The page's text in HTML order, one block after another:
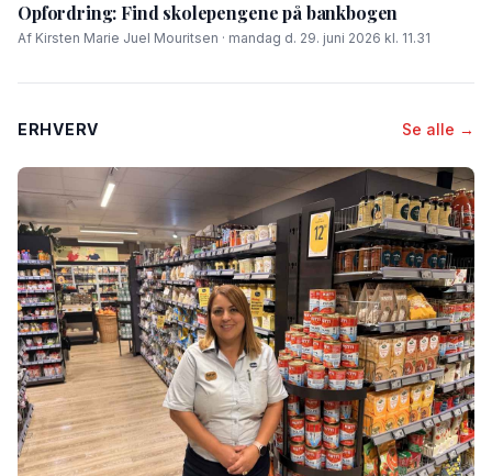
Opfordring: Find skolepengene på bankbogen
Af Kirsten Marie Juel Mouritsen · mandag d. 29. juni 2026 kl. 11.31
ERHVERV Se alle →